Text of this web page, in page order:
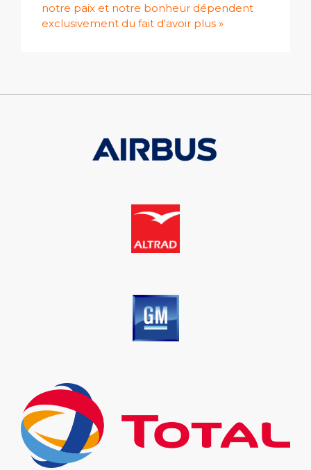
notre paix et notre bonheur dépendent
exclusivement du fait d'avoir plus »